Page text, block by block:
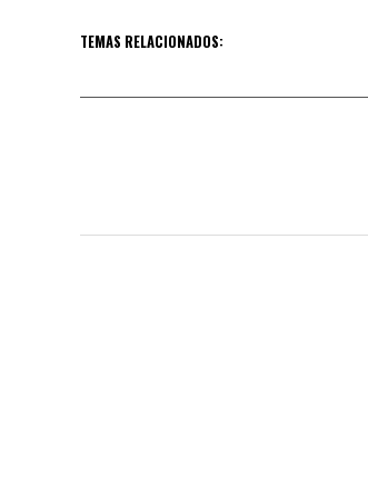
TEMAS RELACIONADOS: